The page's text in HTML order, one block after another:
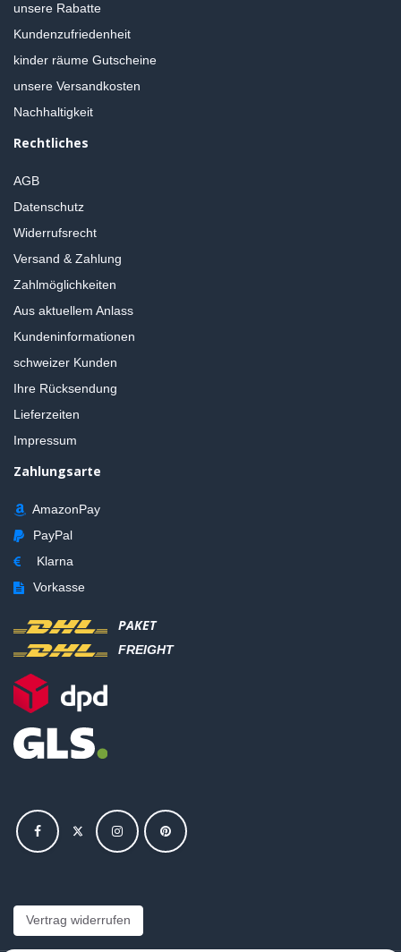
unsere Rabatte
Kundenzufriedenheit
kinder räume Gutscheine
unsere Versandkosten
Nachhaltigkeit
Rechtliches
AGB
Datenschutz
Widerrufsrecht
Versand & Zahlung
Zahlmöglichkeiten
Aus aktuellem Anlass
Kundeninformationen
schweizer Kunden
Ihre Rücksendung
Lieferzeiten
Impressum
Zahlungsarte
AmazonPay
PayPal
Klarna
Vorkasse
PAKET
FREIGHT
Vertrag widerrufen